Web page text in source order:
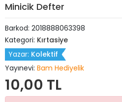
Minicik Defter
Barkod: 2018888063398
Kategori: Kırtasiye
Yazar: Kolektif
Yayınevi: Bam Hediyelik
10,00 TL